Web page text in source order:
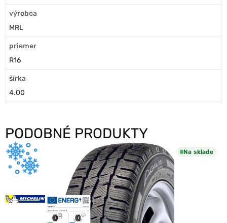
výrobca
MRL
priemer
R16
šírka
4.00
PODOBNÉ PRODUKTY
Na sklade